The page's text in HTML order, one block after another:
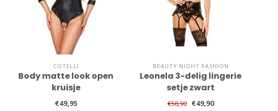
COTELLI
Body matte look open
kruisje
€49,95
BEAUTY NIGHT FASHION
Leonela 3-delig lingerie
setje zwart
€58,90 €49,90